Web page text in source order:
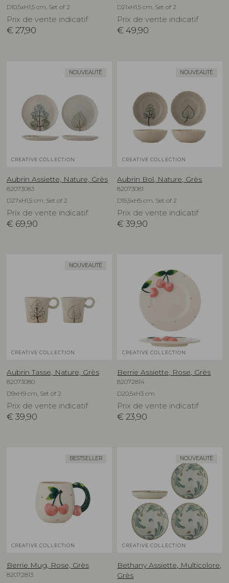
D10,5xH1,5 cm, Set of 2
Prix de vente indicatif
€ 27,90
D21xH1,5 cm, Set of 2
Prix de vente indicatif
€ 49,90
NOUVEAUTÉ
CREATIVE COLLECTION
Aubrin Assiette, Nature, Grès
82073083
D27xH1,5 cm, Set of 2
Prix de vente indicatif
€ 69,90
NOUVEAUTÉ
CREATIVE COLLECTION
Aubrin Bol, Nature, Grès
82073081
D15,5xH5 cm, Set of 2
Prix de vente indicatif
€ 39,90
NOUVEAUTÉ
CREATIVE COLLECTION
Aubrin Tasse, Nature, Grès
82073080
D9xH9 cm, Set of 2
Prix de vente indicatif
€ 39,90
CREATIVE COLLECTION
Berrie Assiette, Rose, Grès
82072814
D20,5xH3 cm
Prix de vente indicatif
€ 23,90
BESTSELLER
CREATIVE COLLECTION
Berrie Mug, Rose, Grès
82072813
NOUVEAUTÉ
CREATIVE COLLECTION
Bethany Assiette, Multicolore,
Grès